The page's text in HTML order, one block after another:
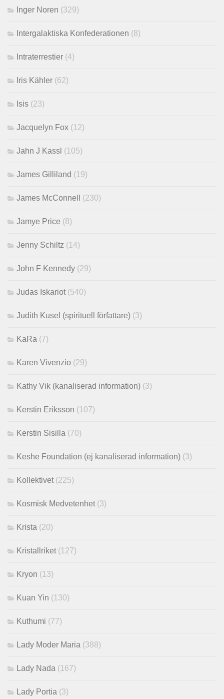
Inger Noren (329)
Intergalaktiska Konfederationen (8)
Intraterrestier (4)
Iris Kähler (62)
Isis (23)
Jacquelyn Fox (12)
Jahn J Kassl (105)
James Gilliland (19)
James McConnell (230)
Jamye Price (8)
Jenny Schiltz (14)
John F Kennedy (29)
Judas Iskariot (540)
Judith Kusel (spirituell författare) (3)
KaRa (7)
Karen Vivenzio (29)
Kathy Vik (kanaliserad information) (3)
Kerstin Eriksson (107)
Kerstin Sisilla (70)
Keshe Foundation (ej kanaliserad information) (3)
Kollektivet (225)
Kosmisk Medvetenhet (3)
Krista (20)
Kristallriket (127)
Kryon (13)
Kuan Yin (130)
Kuthumi (77)
Lady Moder Maria (388)
Lady Nada (167)
Lady Portia (3)